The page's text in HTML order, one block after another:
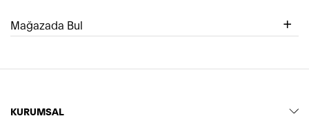
Mağazada Bul
KURUMSAL